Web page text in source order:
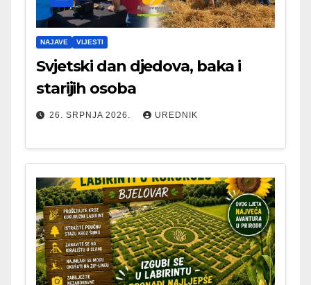
NAJAVE VIJESTI
Svjetski dan djedova, baka i
starijih osoba
26. SRPNJA 2026. UREDNIK